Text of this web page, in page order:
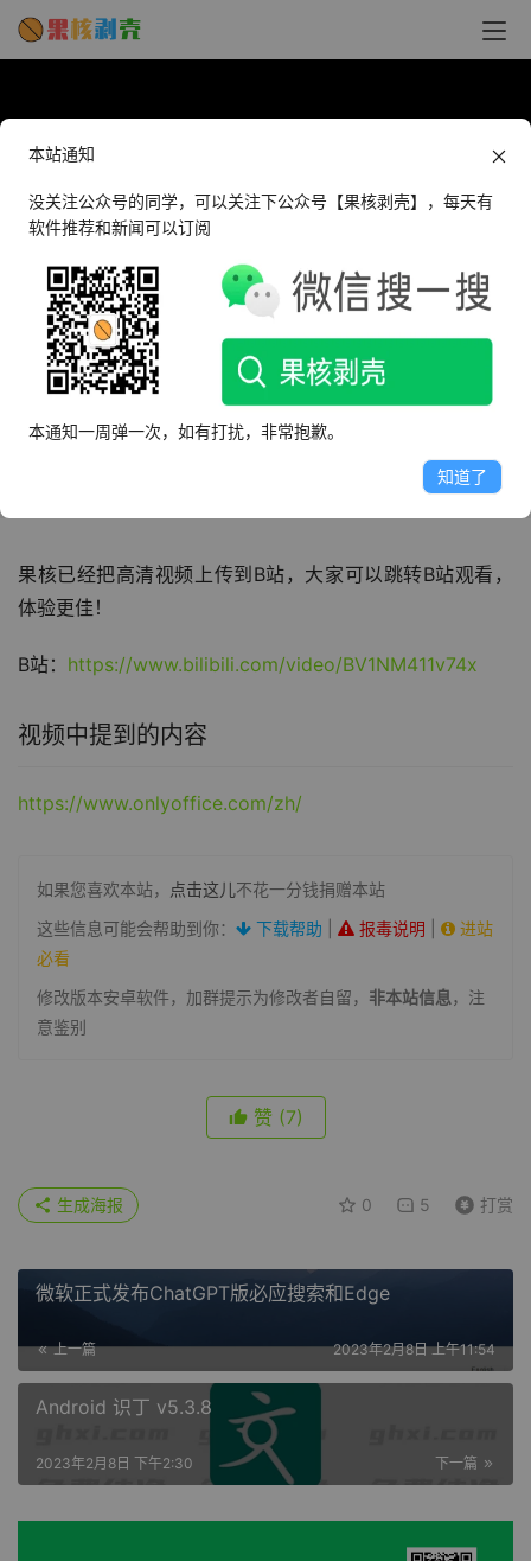
【果核视频】开源且免费的office替代品，
微软你来看看怕不怕？ - 果核剥壳
果核已经把高清视频上传到B站，大家可以跳转B站观看，
体验更佳！
B站： https://www.bilibili.com/video/BV1NM411v74x
视频中提到的内容
https://www.onlyoffice.com/zh/
如果您喜欢本站， 点击这儿不花一分钱捐赠本站
这些信息可能会帮助到你：
下载帮助 报毒说明
进站
必看
修改版本安卓软件，加群提示为修改者自留， 非本站信息，注
意鉴别
赞 (7)
0 5 打赏
生成海报
微软正式发布ChatGPT版必应搜索和Edge
上一篇 2023年2月8日 上午11:54
Android 识丁 v5.3.8
下一篇
2023年2月8日 下午2:30
本站通知
没关注公众号的同学，可以关注下公众号【果核剥壳】，每天有
软件推荐和新闻可以订阅
本通知一周弹一次，如有打扰，非常抱歉。
知道了